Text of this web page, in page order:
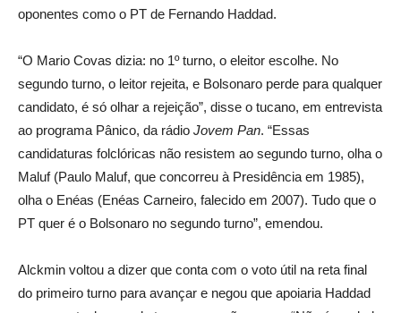
oponentes como o PT de Fernando Haddad.
“O Mario Covas dizia: no 1º turno, o eleitor escolhe. No
segundo turno, o leitor rejeita, e Bolsonaro perde para qualquer
candidato, é só olhar a rejeição”, disse o tucano, em entrevista
ao programa Pânico, da rádio Jovem Pan. “Essas
candidaturas folclóricas não resistem ao segundo turno, olha o
Maluf (Paulo Maluf, que concorreu à Presidência em 1985),
olha o Enéas (Enéas Carneiro, falecido em 2007). Tudo que o
PT quer é o Bolsonaro no segundo turno”, emendou.
Alckmin voltou a dizer que conta com o voto útil na reta final
do primeiro turno para avançar e negou que apoiaria Haddad